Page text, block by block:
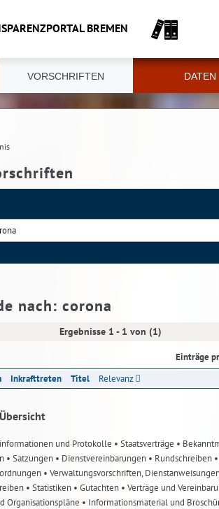
BREMEN
VORSCHRIFTEN DATEN
nach: corona
Ergebnisse 1 - 1 von (1)
Einträge
Inkrafttreten Titel Relevanz
und Protokolle • Staatsverträge •
• Satzungen • Dienstvereinbarungen • Rundschreiben
• Verwaltungsvorschriften,
• Statistiken • Gutachten • Verträge und
Organisationspläne • Informationsmaterial und